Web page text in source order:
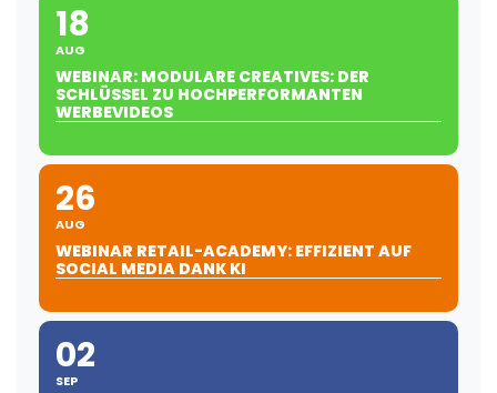
18
AUG
WEBINAR: MODULARE CREATIVES: DER
SCHLÜSSEL ZU HOCHPERFORMANTEN
WERBEVIDEOS
26
AUG
WEBINAR RETAIL-ACADEMY: EFFIZIENT AUF
SOCIAL MEDIA DANK KI
02
SEP